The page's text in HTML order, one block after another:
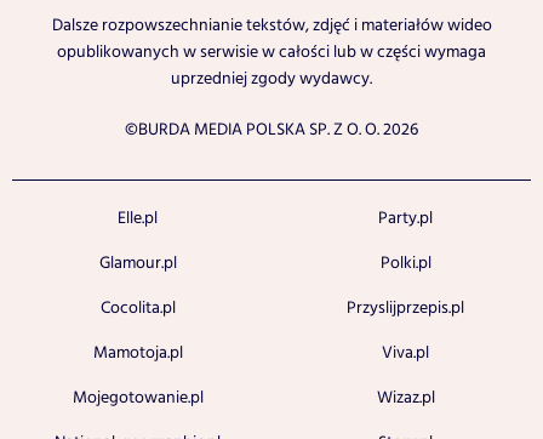
Dalsze rozpowszechnianie tekstów, zdjęć i materiałów wideo
opublikowanych w serwisie w całości lub w części wymaga
uprzedniej zgody wydawcy.
©BURDA MEDIA POLSKA SP. Z O. O. 2026
Elle.pl
Glamour.pl
Cocolita.pl
Mamotoja.pl
Mojegotowanie.pl
Party.pl
Polki.pl
Przyslijprzepis.pl
Viva.pl
Wizaz.pl